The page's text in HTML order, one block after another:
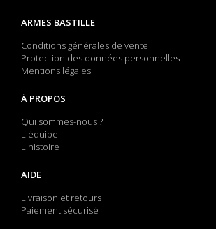
ARMES BASTILLE
Conditions générales de vente
Protection des données personnelles
Mentions légales
À PROPOS
Qui sommes-nous ?
L'équipe
L'histoire
AIDE
Livraison et retours
Paiement sécurisé